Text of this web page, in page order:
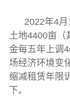
2022年4
土地4400亩（
金每五年上调
场经济环境变
缩减租赁年限
下。